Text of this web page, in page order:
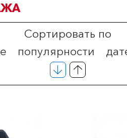
Сортировать по
популярности